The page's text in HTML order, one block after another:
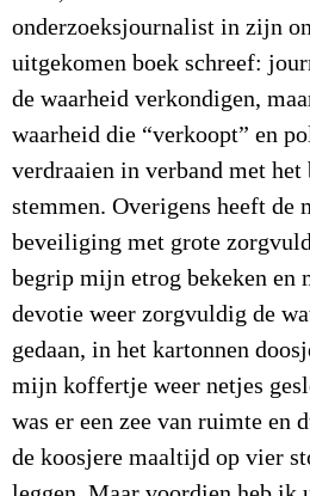
onderzoeksjournalist in zijn
uitgekomen boek schreef:
de waarheid verkondigen,
waarheid die “verkoopt” en
verdraaien in verband met het
stemmen. Overigens heeft de
beveiliging met grote
begrip mijn etrog bekeken en
devotie weer zorgvuldig de
gedaan, in het kartonnen
mijn koffertje weer netjes
was er een zee van ruimte en
de koosjere maaltijd op vier